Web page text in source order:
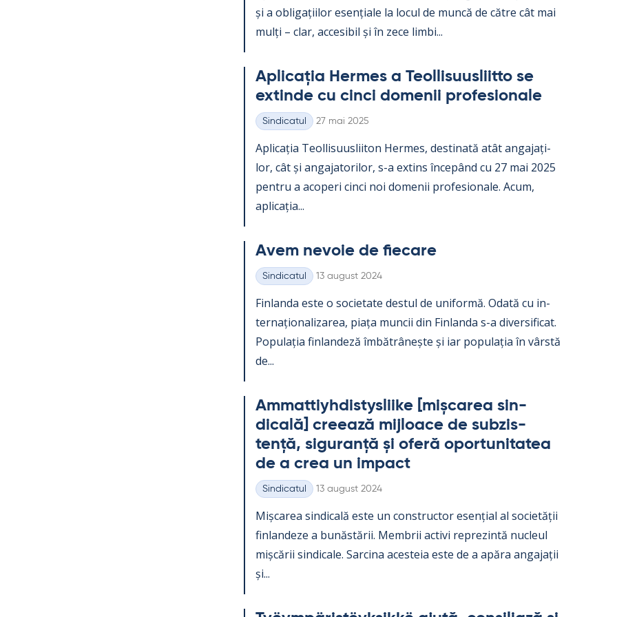
și a obli­gații­lor esențiale la locul de muncă de către cât mai
mulți – clar, acce­si­bil și în zece limbi...
Aplicația Her­mes a Teol­li­suus­liitto se
ex­tinde cu cinci do­me­nii pro­fe­sio­nale
Categorii
Sindicatul Kirjoitettu
27 mai 2025
Aplicația Teol­li­suus­lii­ton Her­mes, des­ti­nată atât an­ga­jați­
lor, cât și an­ga­ja­to­ri­lor, s-a ex­tins începând cu 27 mai 2025
pentru a aco­peri cinci noi do­me­nii pro­fe­sio­nale. Acum,
aplicația...
Avem ne­voie de fiecare
Categorii
Sindicatul Kirjoitettu
13 august 2024
Fin­landa este o socie­tate des­tul de uni­formă. Odată cu in­
ter­națio­na­liza­rea, piața muncii din Fin­landa s-a di­ver­si­ficat.
Po­pu­lația fin­lan­deză îmbătrâ­nește și iar po­pu­lația în vârstă
de...
Am­mat­tiyh­dis­tys­liike [mișca­rea sin­
dicală] cree­ază mij­loace de subzis­
tență, si­gu­ranță și oferă opor­tu­ni­ta­tea
de a crea un im­pact
Categorii
Sindicatul Kirjoitettu
13 august 2024
Mișca­rea sin­dicală este un con­struc­tor esențial al societății
fin­lan­deze a bunăstă­rii. Mem­brii ac­tivi reprezintă nucleul
mișcă­rii sin­dicale. Sarcina aces­teia este de a apăra an­ga­jații
și...